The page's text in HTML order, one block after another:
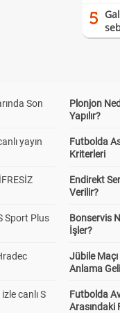
5
Son
yayın
Sport Plus
canlı S
Plonjon
Yapılır?
Futbolda
Kriterleri
Endirekt
Verilir?
Bonservis
İşler?
Jübile
Anlama
Futbolda
Arasındaki